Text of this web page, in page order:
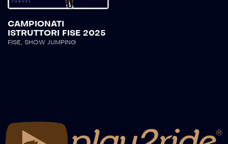
CAMPIONATI
ISTRUTTORI FISE 2025
FISE SHOW JUMPING